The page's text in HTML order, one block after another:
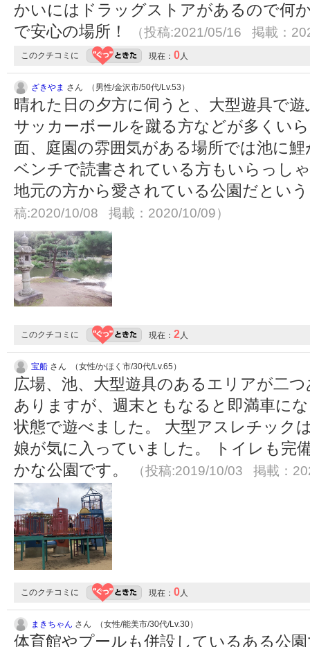
かいにはドラッグストアがあるので何
で安心の場所！
（投稿:2021/05/16 掲載：
このクチコミに 現在： 0人
ざきやま さん （男性/金沢市/50代/Lv.53）
晴れた日の夕方に伺うと、大型遊具で
サッカーボールを蹴る方などが多くい
面、庭園の雰囲気がある場所では池に
ベンチで読書されている方もいらっし
地元の方から愛されている公園だとい
稿:2020/10/08 掲載：2020/10/09）
このクチコミに 現在： 2人
宝船 さん （女性/かほく市/30代/Lv.65）
広場、池、大型遊具のあるエリアが二
ありますが、週末ともなると即満車に
状態で遊べました。 大型アスレチック
娘が気に入っていました。 トイレも完
かな公園です。
（投稿:2019/10/03 掲載：
このクチコミに 現在： 0人
まきちゃん さん （女性/能美市/30代/Lv.30）
体育館やプールも併設しているある公